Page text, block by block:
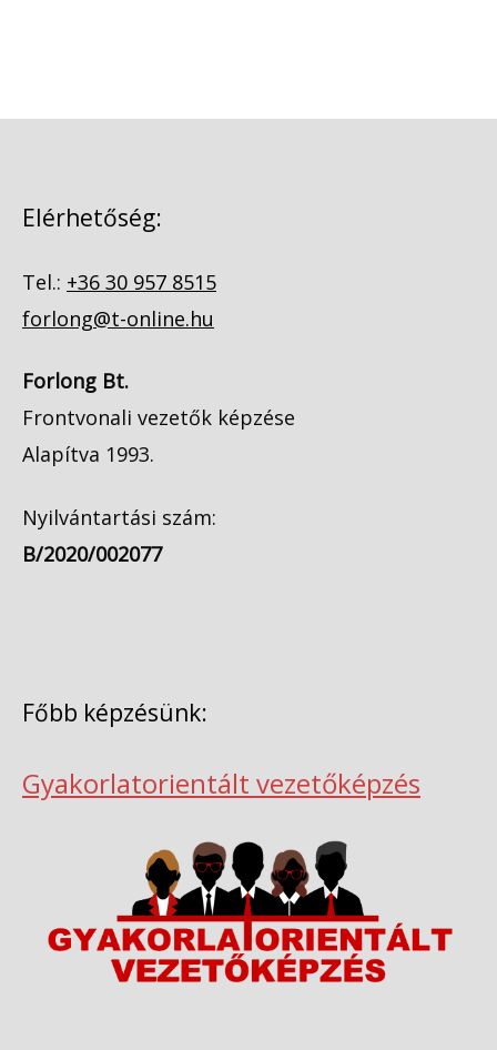
Elérhetőség:
Tel.: +36 30 957 8515
forlong@t-online.hu
Forlong Bt.
Frontvonali vezetők képzése
Alapítva 1993.
Nyilvántartási szám:
B/2020/002077
Főbb képzésünk:
Gyakorlatorientált vezetőképzés